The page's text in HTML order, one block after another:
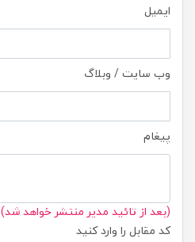
ایمیل
وب سایت / وبلاگ
پیغام
(بعد از تائید مدیر منتشر خواهد شد)
کد مقابل را وارد کنید